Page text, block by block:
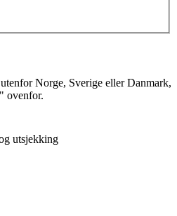
Norge, Sverige eller Danmark,
ovenfor.
utsjekking